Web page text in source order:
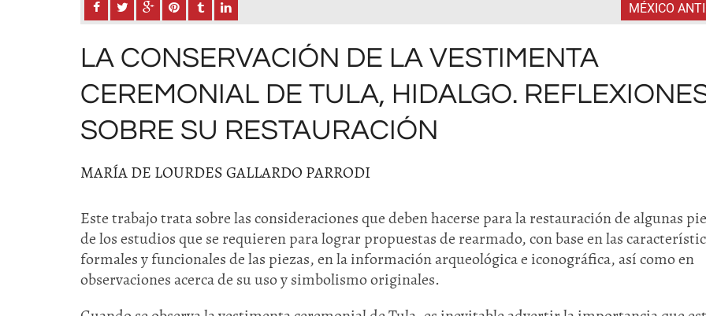
MÉXICO
LA CONSERVACIÓN DE LA VESTIMENTA
CEREMONIAL DE TULA, HIDALGO.
SOBRE SU RESTAURACIÓN
MARÍA DE LOURDES GALLARDO PARRODI
Este trabajo trata sobre las consideraciones que deben hacerse para la restauración de algunas
de los estudios que se requieren para lograr propuestas de rearmado, con base en las
formales y funcionales de las piezas, en la información arqueológica e iconográfica, así como en
observaciones acerca de su uso y simbolismo originales.